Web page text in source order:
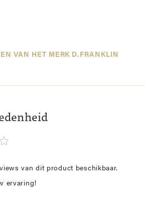
VAN HET MERK D.FRANKLIN
van dit product beschikbaar.
ervaring!